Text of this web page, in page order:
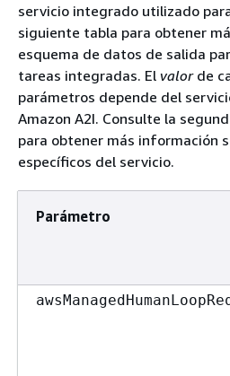
servicio integrado utilizado
siguiente tabla para obtener
esquema de datos de salida
tareas integradas. El valorde
parámetros depende del
Amazon A2I. Consulte la
para obtener más información
específicos del servicio.
Parámetro